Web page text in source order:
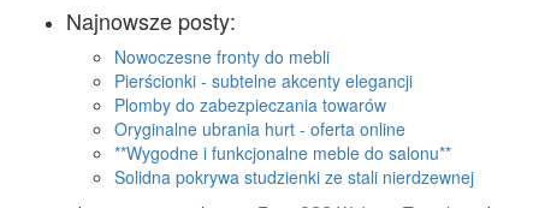
Najnowsze posty:
Nowoczesne fronty do mebli
Pierścionki - subtelne akcenty elegancji
Plomby do zabezpieczania towarów
Oryginalne ubrania hurt - oferta online
**Wygodne i funkcjonalne meble do salonu**
Solidna pokrywa studzienki ze stali nierdzewnej